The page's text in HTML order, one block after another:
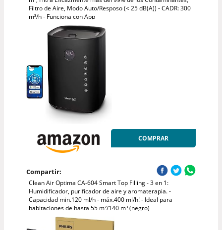
Filtro de Aire, Modo Auto/Resposo (< 25 dB(A)) - CADR: 300
m³/h - Funciona con App
COMPRAR
Compartir:
Clean Air Optima CA-604 Smart Top Filling - 3 en 1:
Humidificador, purificador de aire y aromaterapia. -
Capacidad min.120 ml/h - máx.400 ml/h! - Ideal para
habitaciones de hasta 55 m²/140 m³ (negro)